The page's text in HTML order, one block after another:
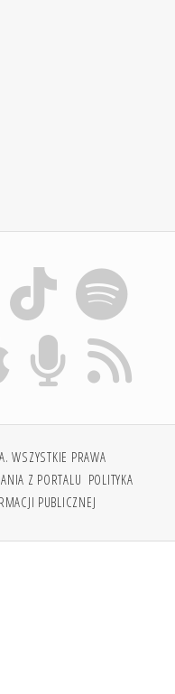
WSZYSTKIE PRAWA
Z PORTALU POLITYKA
PUBLICZNEJ